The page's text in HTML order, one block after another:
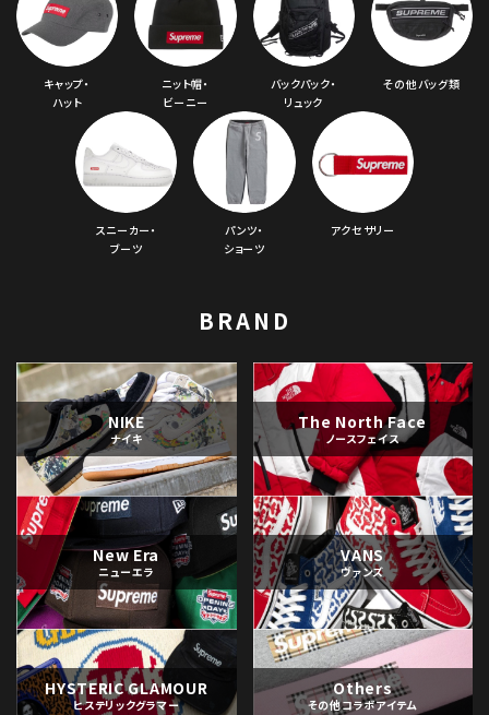
キャップ・
ハット
ニット帽・
ビーニー
バックパック・
リュック
その他バッグ類
スニーカー・
ブーツ
パンツ・
ショーツ
アクセサリー
BRAND
NIKE
ナイキ
The North Face
ノースフェイス
New Era
ニューエラ
VANS
ヴァンズ
HYSTERIC GLAMOUR
ヒステリックグラマー
Others
その他コラボアイテム